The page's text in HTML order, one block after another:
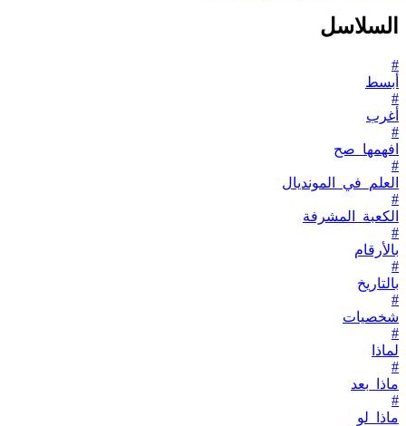
السلاسل
#
أبسط
#
أغرب
#
افهمها_صح
#
العلم_في_المونديال
#
الكعبة_المشرفة
#
بالأرقام
#
بالتاريخ
#
شخصيات
#
لماذا
#
ماذا_بعد
#
ماذا_لو